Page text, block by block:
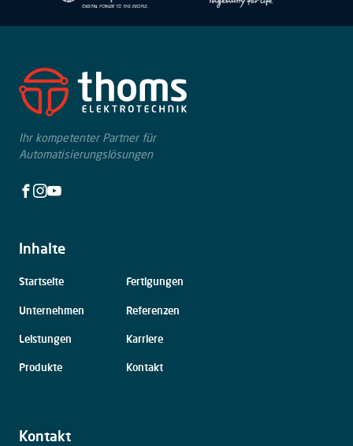
Ihr kompetenter Partner für
Automatisierungslösungen
Facebook
Instagram
Youtube
Inhalte
Navigation
Startseite
Unternehmen
Leistungen
Produkte
Fertigungen
Referenzen
Karriere
Kontakt
Kontakt